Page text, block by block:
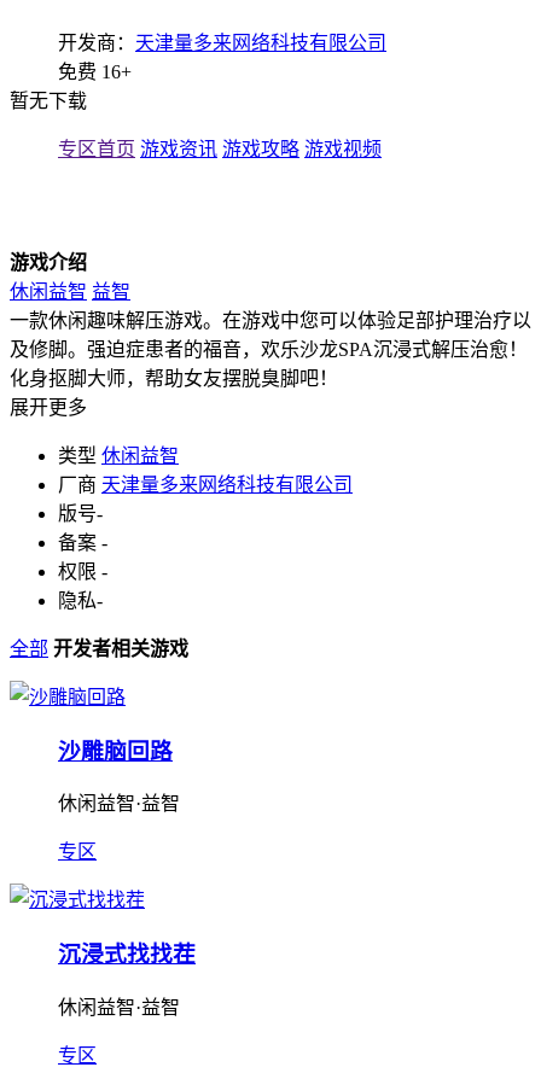
开发商： 天津量多来网络科技有限公司
免费 16+
暂无下载
专区首页 游戏资讯 游戏攻略 游戏视频
游戏介绍
休闲益智 益智
一款休闲趣味解压游戏。在游戏中您可以体验足部护理治疗以
及修脚。强迫症患者的福音，欢乐沙龙SPA沉浸式解压治愈！
化身抠脚大师，帮助女友摆脱臭脚吧！
展开更多
类型 休闲益智
厂商 天津量多来网络科技有限公司
版号-
备案 -
权限 -
隐私-
全部 开发者相关游戏
沙雕脑回路
休闲益智·益智
专区
沉浸式找找茬
休闲益智·益智
专区